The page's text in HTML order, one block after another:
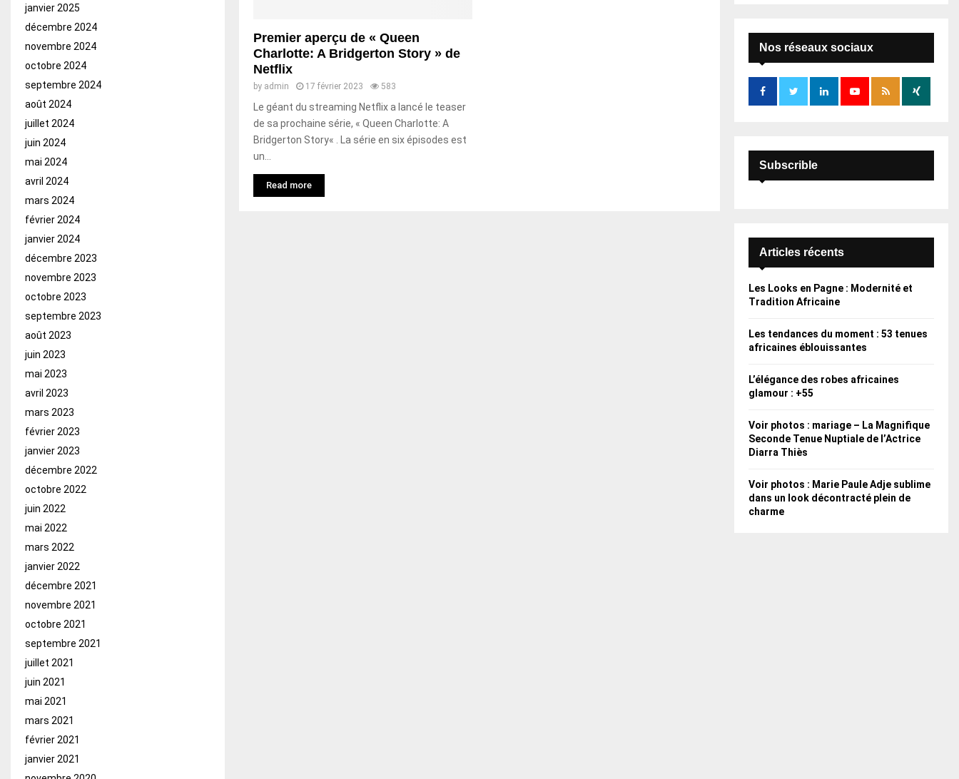
Premier aperçu de « Queen
Charlotte: A Bridgerton Story » de
Netflix
by admin 17 février 2023 583
Le géant du streaming Netflix a lancé le teaser
de sa prochaine série, « Queen Charlotte: A
Bridgerton Story« . La série en six épisodes est
un...
Read more
janvier 2025
décembre 2024
novembre 2024
octobre 2024
septembre 2024
août 2024
juillet 2024
juin 2024
mai 2024
avril 2024
mars 2024
février 2024
janvier 2024
décembre 2023
novembre 2023
octobre 2023
septembre 2023
août 2023
juin 2023
mai 2023
avril 2023
mars 2023
février 2023
janvier 2023
décembre 2022
octobre 2022
juin 2022
mai 2022
mars 2022
janvier 2022
décembre 2021
novembre 2021
octobre 2021
septembre 2021
juillet 2021
juin 2021
mai 2021
mars 2021
février 2021
janvier 2021
:
E
A
R
Nos réseaux sociaux
Subscrible
Articles récents
Les Looks en Pagne : Modernité et
Tradition Africaine
Les tendances du moment : 53 tenues
africaines éblouissantes
L’élégance des robes africaines
glamour : +55
Voir photos : mariage – La Magnifique
Seconde Tenue Nuptiale de l’Actrice
Diarra Thiès
Voir photos : Marie Paule Adje sublime
dans un look décontracté plein de
charme